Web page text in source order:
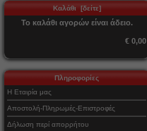
Καλάθι [δείτε]
Το καλάθι αγορών είναι άδειο.
€ 0,00
Πληροφορίες
Η Εταιρία μας
Αποστολή-Πληρωμές-Επιστροφές
Δήλωση περί απορρήτου